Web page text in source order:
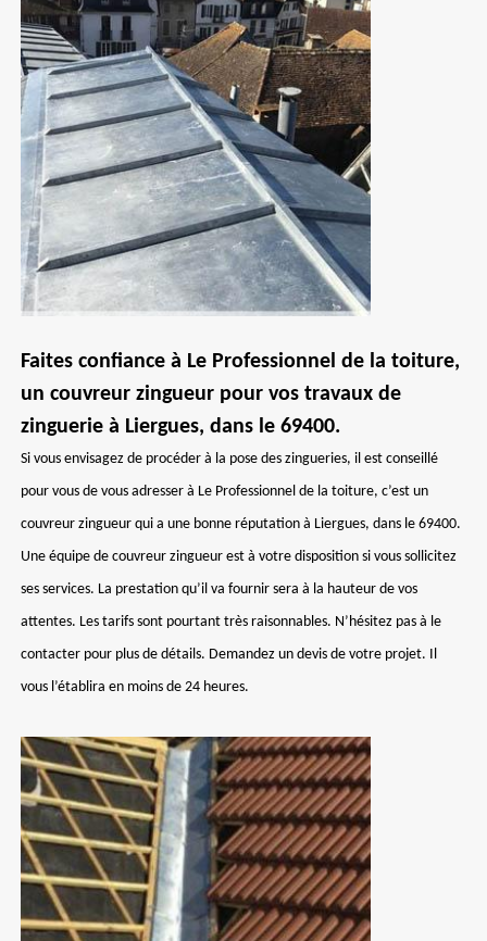
Faites confiance à Le Professionnel de la toiture,
un couvreur zingueur pour vos travaux de
zinguerie à Liergues, dans le 69400.
Si vous envisagez de procéder à la pose des zingueries, il est conseillé
pour vous de vous adresser à Le Professionnel de la toiture, c’est un
couvreur zingueur qui a une bonne réputation à Liergues, dans le 69400.
Une équipe de couvreur zingueur est à votre disposition si vous sollicitez
ses services. La prestation qu’il va fournir sera à la hauteur de vos
attentes. Les tarifs sont pourtant très raisonnables. N’hésitez pas à le
contacter pour plus de détails. Demandez un devis de votre projet. Il
vous l’établira en moins de 24 heures.